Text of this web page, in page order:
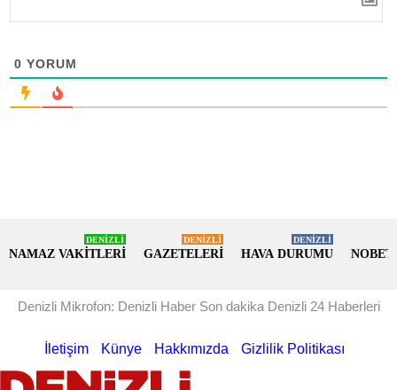
0 YORUM
NAMAZ VAKİTLERİ
DENİZLİ
GAZETELERİ
DENİZLİ
HAVA DURUMU
DENİZLİ
Denizli Mikrofon: Denizli Haber Son dakika Denizli 24 Haberleri
İletişim Künye Hakkımızda Gizlilik Politikası